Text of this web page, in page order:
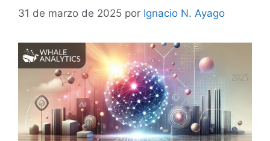
31 de marzo de 2025 por Ignacio N. Ayago